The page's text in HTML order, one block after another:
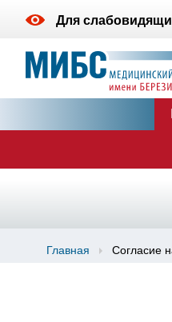
Для
Главная Согласие